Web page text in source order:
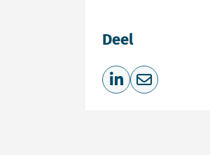
Deel
Deel opDeel via